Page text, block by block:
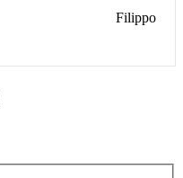
Filippo